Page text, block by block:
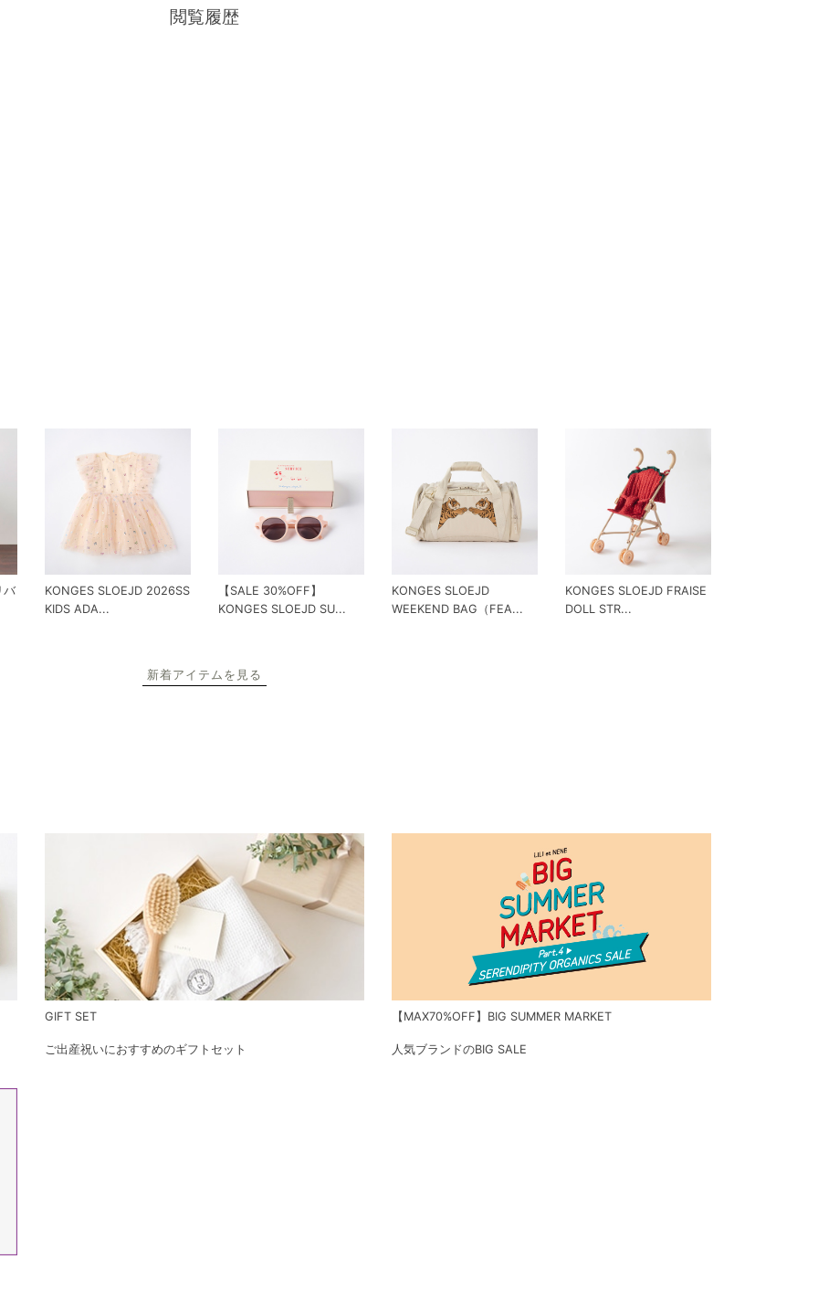
閲覧履歴
バ
KONGES SLOEJD 2026SS
KIDS ADA...
【SALE 30%OFF】
KONGES SLOEJD SU...
KONGES SLOEJD
WEEKEND BAG（FEA...
KONGES SLOEJD FRAISE
DOLL STR...
新着アイテムを見る
GIFT SET
ご出産祝いにおすすめのギフトセット
【MAX70%OFF】BIG SUMMER MARKET
人気ブランドのBIG SALE